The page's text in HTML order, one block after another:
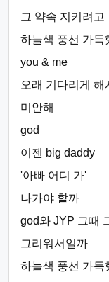
그 약속 지키려고
하늘색 풍선 가득
you & me
오래 기다리게 해
미안해
god
이젠 big daddy
'아빠 어디 가'
나가야 할까
god와 JYP 그때
그리워서일까
하늘색 풍선 가득